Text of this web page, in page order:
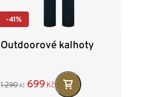
-41%
Outdoorové kalhoty
1 290 Kč 699 Kč